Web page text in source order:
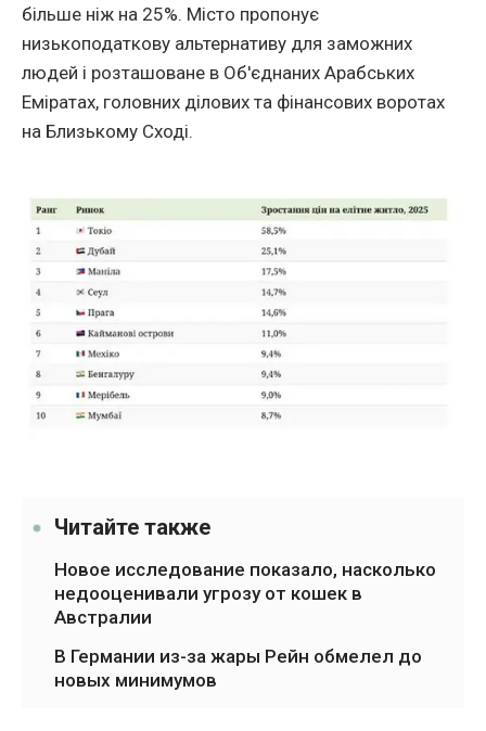
більше ніж на 25%. Місто пропонує
низькоподаткову альтернативу для заможних
людей і розташоване в Об'єднаних Арабських
Еміратах, головних ділових та фінансових воротах
на Близькому Сході.
Читайте также
Новое исследование показало, насколько
недооценивали угрозу от кошек в
Австралии
В Германии из-за жары Рейн обмелел до
новых минимумов